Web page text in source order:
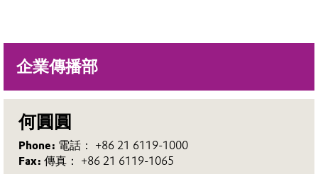
企業傳播部
何圓圓
Phone: 電話： +86 21 6119-1000
Fax:傳真： +86 21 6119-1065